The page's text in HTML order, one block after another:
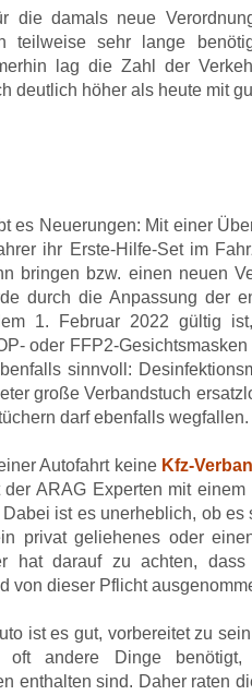
die damals neue
teilweise sehr lange
lag die Zahl der
deutlich höher als heute mit
es Neuerungen: Mit einer
ihr Erste-Hilfe-Set im
bringen bzw. einen neuen
durch die Anpassung der
1. Februar 2022 gültig
oder FFP2-
sinnvoll:
große Verbandstuch
darf ebenfalls wegfallen.
Autofahrt keine Kfz-
der ARAG Experten mit
Dabei ist es unerheblich, ob
privat geliehenes oder
hat darauf zu achten,
von dieser Pflicht
ist es gut, vorbereitet zu
oft andere Dinge
enthalten sind. Daher raten